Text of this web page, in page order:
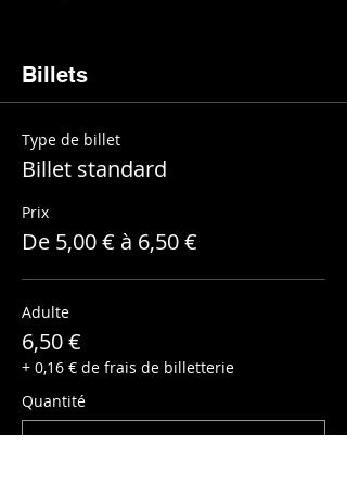
Billets
Type de billet
Billet standard
Prix
De 5,00 € à 6,50 €
Adulte
6,50 €
+ 0,16 € de frais de billetterie
Quantité